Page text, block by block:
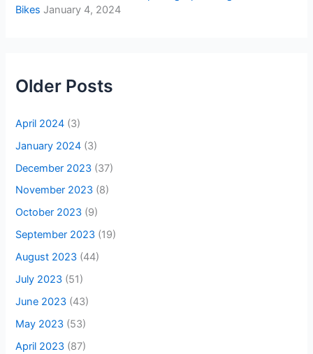
Bikes January 4, 2024
Older Posts
April 2024 (3)
January 2024 (3)
December 2023 (37)
November 2023 (8)
October 2023 (9)
September 2023 (19)
August 2023 (44)
July 2023 (51)
June 2023 (43)
May 2023 (53)
April 2023 (87)